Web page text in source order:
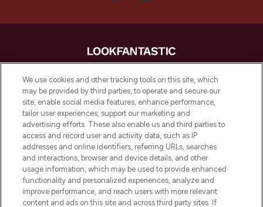
LOOKFANTASTIC is de ultieme online
beautybestemming van Europa, met de
beste huidverzorging, haarproducten en
make-up van meer dan 200 topmerken.
Shop online of via de app, met gratis
verzending vanaf €40.
Cookie-toestemming
Do Not Sell or Share My Personal
Information
We use cookies and other tracking tools on this site, which
may be provided by third parties, to operate and secure our
site, enable social media features, enhance performance,
tailor user experiences, support our marketing and
advertising efforts. These also enable us and third parties to
access and record user and activity data, such as IP
addresses and online identifiers, referring URLs, searches
and interactions, browser and device details, and other
usage information, which may be used to provide enhanced
functionality and personalized experiences, analyze and
improve performance, and reach users with more relevant
content and ads on this site and across third party sites. If